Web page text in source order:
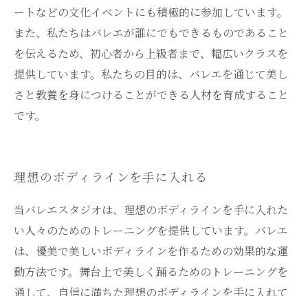
ートなどの文化イベントにも積極的に参加しています。
また、私たちはバレエが誰にでもできるものであること
を伝えるため、初心者から上級者まで、幅広いクラスを
提供しています。私たちの目的は、バレエを通じて美し
さと教養を身につけることができる人材を育成すること
です。
理想のボディラインを手に入れる
当バレエスタジオは、理想のボディラインを手に入れた
い人々のためのトレーニングを提供しています。バレエ
は、優美で美しいボディラインを作るための効果的な運
動方法です。舞台上で美しく踊るためのトレーニングを
通して、自信に満ちた理想のボディラインを手に入れて